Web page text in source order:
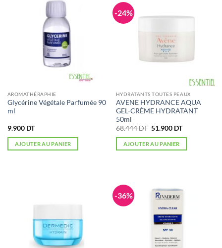
AROMATHÉRAPHIE
Glycérine Végétale Parfumée 90
ml
9.900 DT
AJOUTER AU PANIER
-24%
HYDRATANTS TOUTES PEAUX
AVENE HYDRANCE AQUA
GEL-CRÈME HYDRATANT
50ml
68.444DT Le
initial
était :
51.900 DTLe
actuel
AJOUTER AU PANIER
-36%